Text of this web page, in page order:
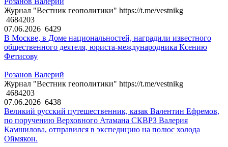
Журнал "Вестник геополитики" https://t.me/vestnikg
4684203
07.06.2026 6429
В Москве, в Доме национальностей, наградили известного
общественного деятеля, юриста-международника Ксению
Фетисову
Розанов Валерий
Журнал "Вестник геополитики" https://t.me/vestnikg
4684203
07.06.2026 6438
Великий русский путешественник, казак Валентин Ефремов,
по поручению Верховного Атамана СКВРЗ Валерия
Камшилова, отправился в экспедицию на полюс холода
Оймякон.